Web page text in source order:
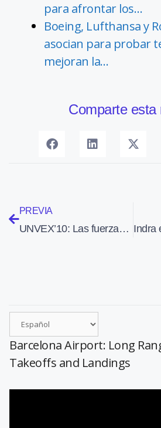
para afrontar los…
Boeing, Lufthansa y
asocian para probar
mejoran la…
Comparte esta
PREVIA
UNVEX’10: Las fuerzas de Seguridad apremian a cambiar la normativa del espacio aéreo para poder utilizar UAVs
Barcelona Airport: Long
Takeoffs and Landings